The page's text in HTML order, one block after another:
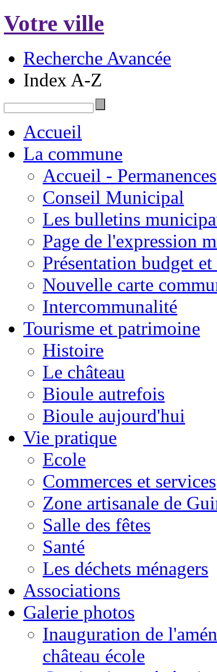
Votre ville
Recherche Avancée
Index A-Z
Accueil
La commune
Accueil - Permanences
Conseil Municipal
Les bulletins
Page de l'expression
Présentation budget
Nouvelle carte
Intercommunalité
Tourisme et patrimoine
Histoire
Le château
Bioule autrefois
Bioule aujourd'hui
Vie pratique
Ecole
Commerces et services
Zone artisanale de
Salle des fêtes
Santé
Les déchets ménagers
Associations
Galerie photos
Inauguration de
château école